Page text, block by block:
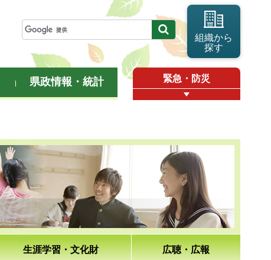
組織から
探す
県政情報・統計 緊急・防災
生涯学習・文化財 広聴・広報